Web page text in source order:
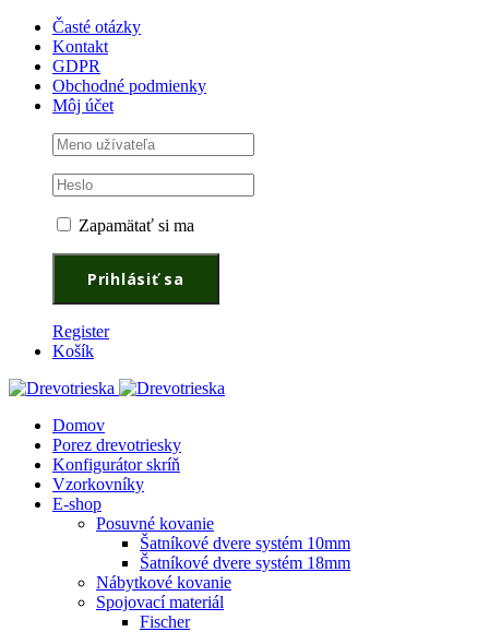
Časté otázky
Kontakt
GDPR
Obchodné podmienky
Môj účet
Zapamätať si ma
Register
Košík
Domov
Porez drevotriesky
Konfigurátor skríň
Vzorkovníky
E-shop
Posuvné kovanie
Šatníkové dvere systém 10mm
Šatníkové dvere systém 18mm
Nábytkové kovanie
Spojovací materiál
Fischer